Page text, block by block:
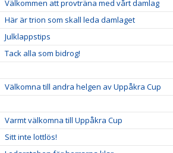
Välkommen att provträna med vårt damlag
Här är trion som skall leda damlaget
Julklappstips
Tack alla som bidrog!
Välkomna till andra helgen av Uppåkra Cup
Varmt välkomna till Uppåkra Cup
Sitt inte lottlös!